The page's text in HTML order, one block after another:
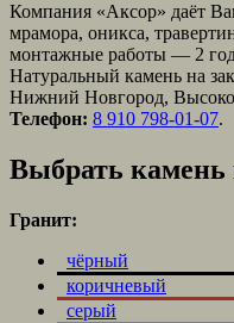
Компания «Аксор» даёт
мрамора, оникса,
монтажные работы — 2
Натуральный камень на
Нижний Новгород,
Телефон: 8 910 798-01-07.
Выбрать камень
Гранит:
чёрный
коричневый
серый